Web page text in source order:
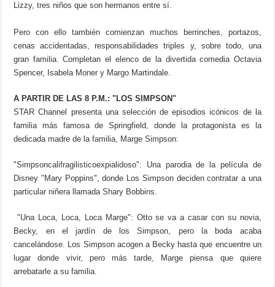
Lizzy, tres niños que son hermanos entre sí.
Pero con ello también comienzan muchos berrinches, portazos,
cenas accidentadas, responsabilidades triples y, sobre todo, una
gran familia. Completan el elenco de la divertida comedia Octavia
Spencer, Isabela Moner y Margo Martindale.
A PARTIR DE LAS 8 P.M.: "LOS SIMPSON"
STAR Channel presenta una selección de episodios icónicos de la
familia más famosa de Springfield, donde la protagonista es la
dedicada madre de la familia, Marge Simpson:
"Simpsoncalifragilisticoexpialidoso": Una parodia de la película de
Disney "Mary Poppins", donde Los Simpson deciden contratar a una
particular niñera llamada Shary Bobbins.
"Una Loca, Loca, Loca Marge": Otto se va a casar con su novia,
Becky, en el jardín de los Simpson, pero la boda acaba
cancelándose. Los Simpson acogen a Becky hasta que encuentre un
lugar donde vivir, pero más tarde, Marge piensa que quiere
arrebatarle a su familia.